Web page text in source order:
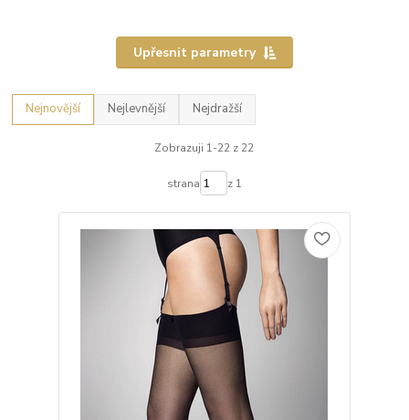
Upřesnit parametry
Nejnovější Nejlevnější Nejdražší
Zobrazuji 1-22 z 22
strana z 1